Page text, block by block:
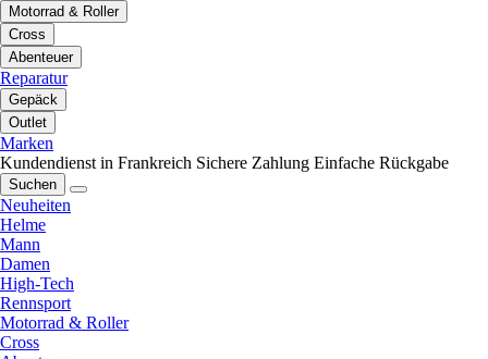
Motorrad & Roller
Cross
Abenteuer
Reparatur
Gepäck
Outlet
Marken
Kundendienst in Frankreich Sichere Zahlung Einfache Rückgabe
Suchen
Neuheiten
Helme
Mann
Damen
High-Tech
Rennsport
Motorrad & Roller
Cross